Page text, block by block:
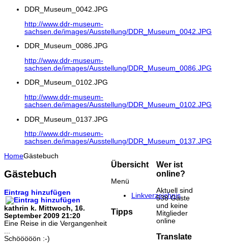
DDR_Museum_0042.JPG
http://www.ddr-museum-
sachsen.de/images/Ausstellung/DDR_Museum_0042.JPG
DDR_Museum_0086.JPG
http://www.ddr-museum-
sachsen.de/images/Ausstellung/DDR_Museum_0086.JPG
DDR_Museum_0102.JPG
http://www.ddr-museum-
sachsen.de/images/Ausstellung/DDR_Museum_0102.JPG
DDR_Museum_0137.JPG
http://www.ddr-museum-
sachsen.de/images/Ausstellung/DDR_Museum_0137.JPG
HomeGästebuch
Gästebuch
Eintrag hinzufügen
kathrin k. Mittwoch, 16.
September 2009 21:20
Eine Reise in die Vergangenheit
Schööööön :-)
Übersicht
Menü
Linkverzeichnis
Tipps
Wer ist
online?
Aktuell sind
538 Gäste
und keine
Mitglieder
online
Translate